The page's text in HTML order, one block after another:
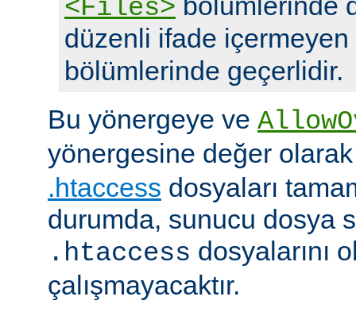
<Files>
düzenli ifade içermeyen
bölümlerinde geçerlidir.
Bu yönergeye ve
yönergesine değer
.htaccess dosyaları
durumda, sunucu dosya
.htaccess dosyalarını
çalışmayacaktır.